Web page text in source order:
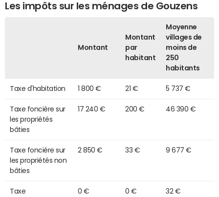
Les impôts sur les ménages de Gouzens
Montant
Montant
par
habitant
Moyenne
villages de
moins de
250
habitants
Taxe d'habitation 1 800 € 21 € 5 737 €
Taxe foncière sur
les propriétés
bâties
17 240 € 200 € 46 390 €
Taxe foncière sur
les propriétés non
bâties
2 850 € 33 € 9 677 €
Taxe
0 € 0 € 32 €